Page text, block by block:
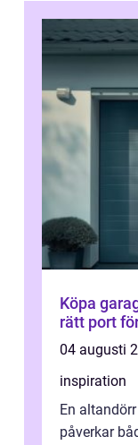
Köpa
rätt port
04 augusti
inspiration
En
påverkar